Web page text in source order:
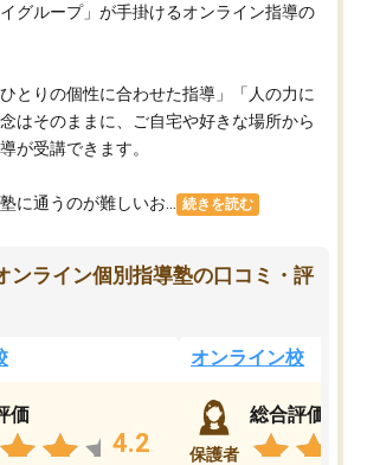
グループ」が手掛けるオンライン指導の
とりの個性に合わせた指導」「人の力に
はそのままに、ご自宅や好きな場所から
が受講できます。
に通うのが難しいお... 続きを読む
ンライン個別指導塾の口コミ・評
価
4.2
オンライン校
保護者
総合評価